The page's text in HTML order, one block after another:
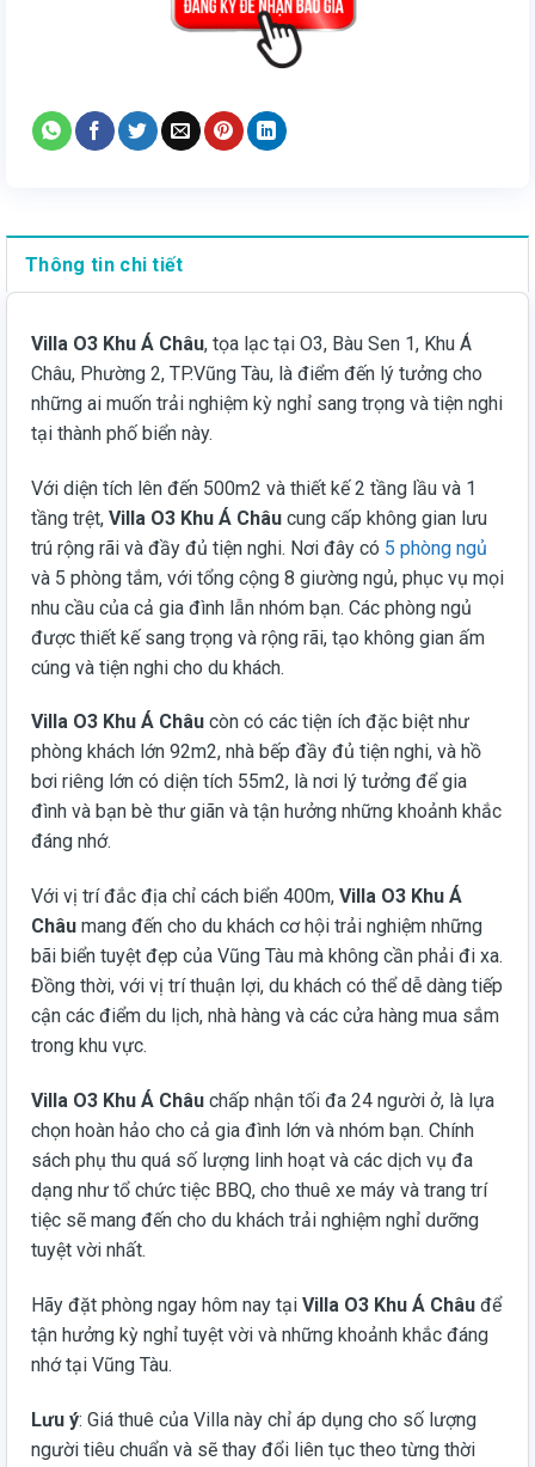
Thông tin chi tiết
Villa O3 Khu Á Châu, tọa lạc tại O3, Bàu Sen 1, Khu Á
Châu, Phường 2, TP.Vũng Tàu, là điểm đến lý tưởng cho
những ai muốn trải nghiệm kỳ nghỉ sang trọng và tiện nghi
tại thành phố biển này.
Với diện tích lên đến 500m2 và thiết kế 2 tầng lầu và 1
tầng trệt, Villa O3 Khu Á Châu cung cấp không gian lưu
trú rộng rãi và đầy đủ tiện nghi. Nơi đây có 5 phòng ngủ
và 5 phòng tắm, với tổng cộng 8 giường ngủ, phục vụ mọi
nhu cầu của cả gia đình lẫn nhóm bạn. Các phòng ngủ
được thiết kế sang trọng và rộng rãi, tạo không gian ấm
cúng và tiện nghi cho du khách.
Villa O3 Khu Á Châu còn có các tiện ích đặc biệt như
phòng khách lớn 92m2, nhà bếp đầy đủ tiện nghi, và hồ
bơi riêng lớn có diện tích 55m2, là nơi lý tưởng để gia
đình và bạn bè thư giãn và tận hưởng những khoảnh khắc
đáng nhớ.
Với vị trí đắc địa chỉ cách biển 400m, Villa O3 Khu Á
Châu mang đến cho du khách cơ hội trải nghiệm những
bãi biển tuyệt đẹp của Vũng Tàu mà không cần phải đi xa.
Đồng thời, với vị trí thuận lợi, du khách có thể dễ dàng tiếp
cận các điểm du lịch, nhà hàng và các cửa hàng mua sắm
trong khu vực.
Villa O3 Khu Á Châu chấp nhận tối đa 24 người ở, là lựa
chọn hoàn hảo cho cả gia đình lớn và nhóm bạn. Chính
sách phụ thu quá số lượng linh hoạt và các dịch vụ đa
dạng như tổ chức tiệc BBQ, cho thuê xe máy và trang trí
tiệc sẽ mang đến cho du khách trải nghiệm nghỉ dưỡng
tuyệt vời nhất.
Hãy đặt phòng ngay hôm nay tại Villa O3 Khu Á Châu để
tận hưởng kỳ nghỉ tuyệt vời và những khoảnh khắc đáng
nhớ tại Vũng Tàu.
Lưu ý: Giá thuê của Villa này chỉ áp dụng cho số lượng
người tiêu chuẩn và sẽ thay đổi liên tục theo từng thời